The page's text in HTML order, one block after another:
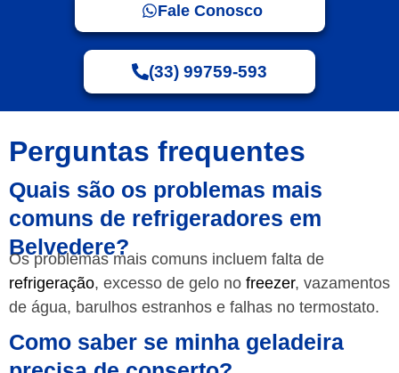
Fale Conosco
(33) 99759-593
Perguntas frequentes
Quais são os problemas mais
comuns de refrigeradores em
Belvedere?
Os problemas mais comuns incluem falta de
refrigeração, excesso de gelo no freezer, vazamentos
de água, barulhos estranhos e falhas no termostato.
Como saber se minha geladeira